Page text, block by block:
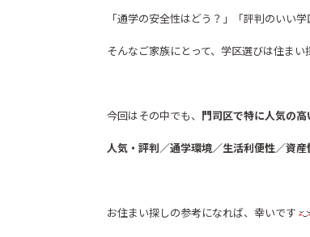
「通学の安全性はどう？」「評判のい
そんなご家族にとって、学区選びは住ま
今回はその中でも、 門司区で特に人気の
人気・評判／通学環境／生活利便性／資産
お住まい探しの参考になれば、幸いです